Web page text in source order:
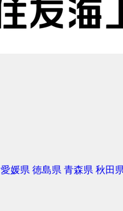
愛媛県 徳島県 青森県 秋田